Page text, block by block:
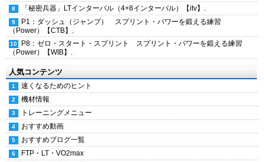
「秘密兵器」LTインターバル（4+8インターバル）【itv】.
P1：ダッシュ（ジャンプ） スプリント・パワーを鍛える練習
（Power）【CTB】.
P8：ゼロ・スタート・スプリント スプリント・パワーを鍛える練習
（Power）【WIB】.
人気コンテンツ
速くなるためのヒント
機材情報
トレーニングメニュー
おすすめ動画
おすすめブログ一覧
FTP・LT・VO2max